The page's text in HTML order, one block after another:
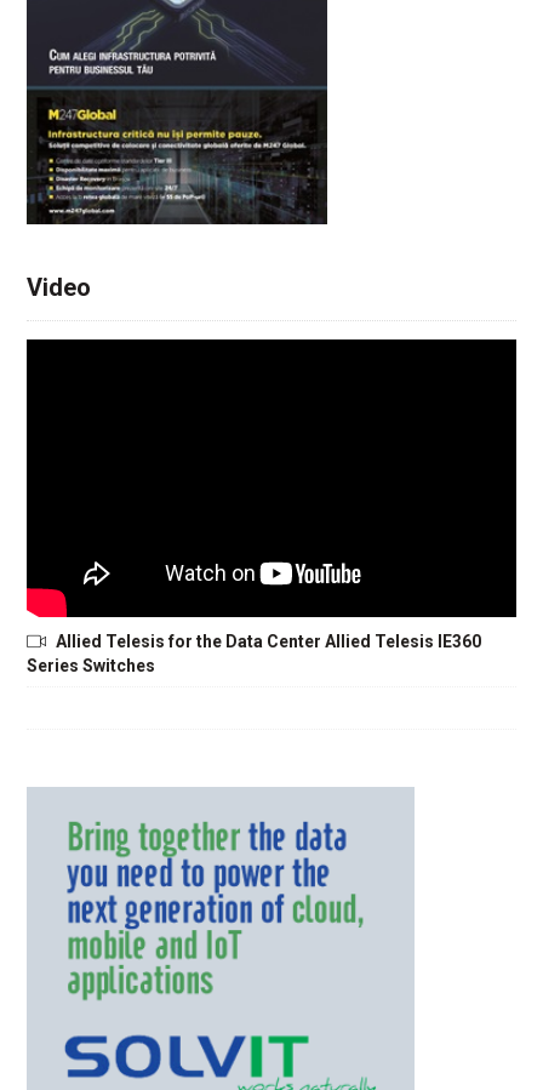
Video
Allied Telesis for the Data Center Allied Telesis IE360
Series Switches